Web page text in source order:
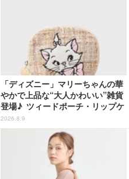
「ディズニー」マリーちゃんの華
やかで上品な“大人かわいい”雑貨
登場♪ ツィードポーチ・リップケ
ース・トート
2026.8.9